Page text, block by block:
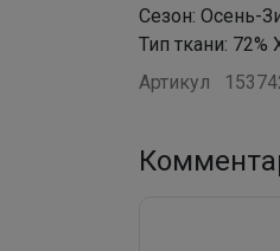
Сезон: Осень-
Тип ткани: 72%
Артикул